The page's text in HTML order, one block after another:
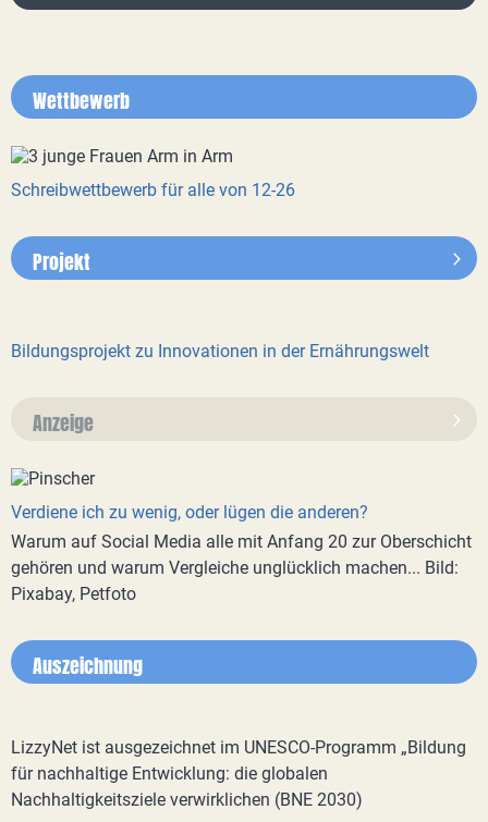
Wettbewerb
Schreibwettbewerb für alle von 12-26
Projekt
Bildungsprojekt zu Innovationen in der Ernährungswelt
Anzeige
Verdiene ich zu wenig, oder lügen die anderen?
Warum auf Social Media alle mit Anfang 20 zur Oberschicht
gehören und warum Vergleiche unglücklich machen... Bild:
Pixabay, Petfoto
Auszeichnung
LizzyNet ist ausgezeichnet im UNESCO-Programm „Bildung
für nachhaltige Entwicklung: die globalen
Nachhaltigkeitsziele verwirklichen (BNE 2030)